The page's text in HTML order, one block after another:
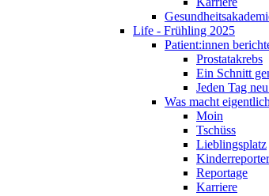
Life - Frühling 2025
Patient:innen
Prostatakrebs
Ein Schnitt
Jeden Tag
Was macht
Moin
Tschüss
Lieblingsplatz
Reportage
Karriere